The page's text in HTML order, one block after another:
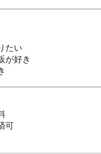
たい
が好き
可